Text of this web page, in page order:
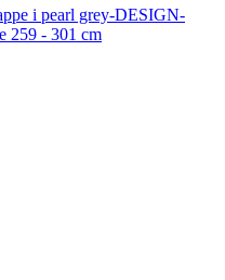
i pearl grey-DESIGN-
259 - 301 cm